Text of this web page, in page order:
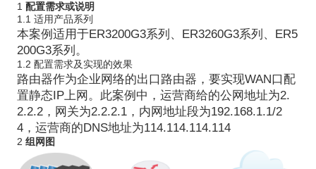
1 配置需求或说明
1.1 适用产品系列
本案例适用于ER3200G3系列、 ER3260G3系列、
ER5
200G3系列。
1.2 配置需求及实现的效果
路由器作为企业网络的出口路由器，要实现WAN 口配
置静态IP上网。此案例中，运营商给的公网地址为2.
2.2.2，网关为2.2.2.1，内网地址段为192.168.1.1/2
4，运营商的 DNS地址为114.114.114.114
2 组网图